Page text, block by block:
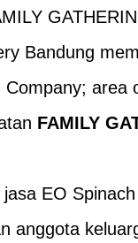
Bandung
FAMILY
jasa EO
anggota